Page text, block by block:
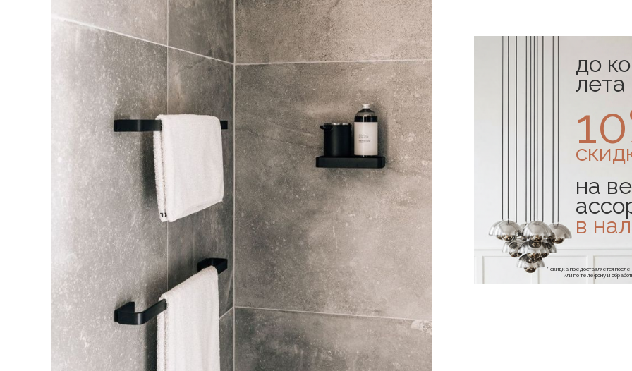
до
лета
на
в
* скидка предоставляется
или по телефону и